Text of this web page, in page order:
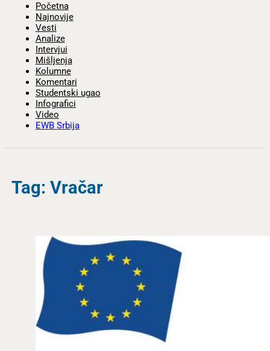
Početna
Najnovije
Vesti
Analize
Intervjui
Mišljenja
Kolumne
Komentari
Studentski ugao
Infografici
Video
EWB Srbija
Tag: Vračar